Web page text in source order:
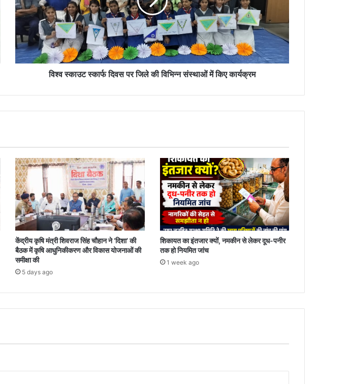
की
विभिन्न
संस्थाओं
में
किए
कार्यक्रम
विश्व स्काउट स्कार्फ दिवस पर जिले की विभिन्न संस्थाओं में किए कार्यक्रम
केंद्रीय कृषि मंत्री शिवराज सिंह चौहान ने ‘दिशा’ की
बैठक में कृषि आधुनिकीकरण और विकास योजनाओं की
समीक्षा की
5 days ago
शिकायत का इंतजार क्यों, नमकीन से लेकर दूध-पनीर
तक हो नियमित जांच
1 week ago